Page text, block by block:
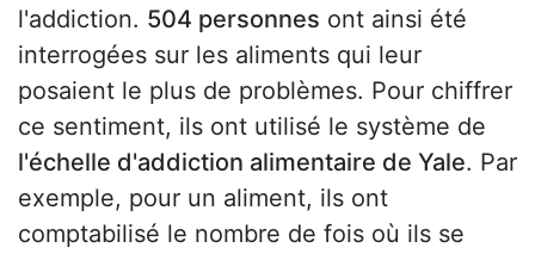
l'addiction. 504 personnes ont ainsi été
interrogées sur les aliments qui leur
posaient le plus de problèmes. Pour chiffrer
ce sentiment, ils ont utilisé le système de
l'échelle d'addiction alimentaire de Yale. Par
exemple, pour un aliment, ils ont
comptabilisé le nombre de fois où ils se